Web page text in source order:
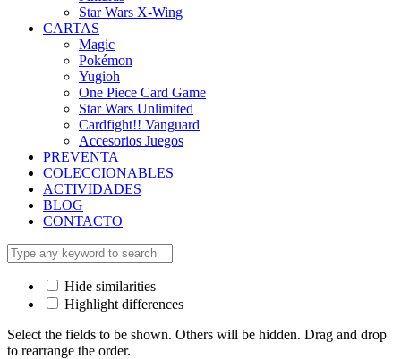
Star Wars X-Wing
CARTAS
Magic
Pokémon
Yugioh
One Piece Card Game
Star Wars Unlimited
Cardfight!! Vanguard
Accesorios Juegos
PREVENTA
COLECCIONABLES
ACTIVIDADES
BLOG
CONTACTO
Hide similarities
Highlight differences
Select the fields to be shown. Others will be hidden. Drag and drop
to rearrange the order.